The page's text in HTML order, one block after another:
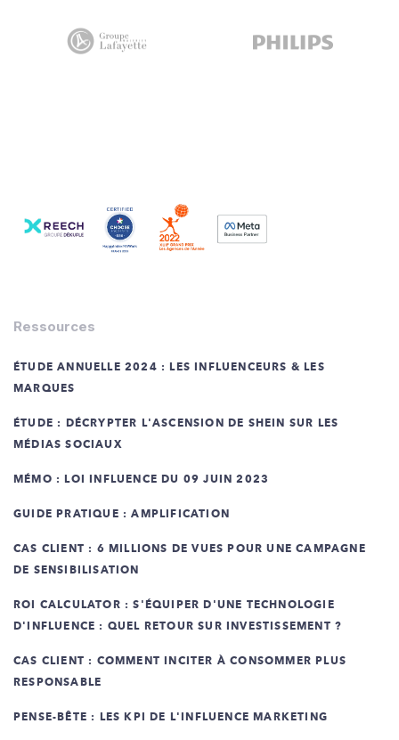
Ressources
ÉTUDE ANNUELLE 2024 : LES INFLUENCEURS & LES
MARQUES
ÉTUDE : DÉCRYPTER L'ASCENSION DE SHEIN SUR LES
MÉDIAS SOCIAUX
MÉMO : LOI INFLUENCE DU 09 JUIN 2023
GUIDE PRATIQUE : AMPLIFICATION
CAS CLIENT : 6 MILLIONS DE VUES POUR UNE CAMPAGNE
DE SENSIBILISATION
ROI CALCULATOR : S'ÉQUIPER D'UNE TECHNOLOGIE
D'INFLUENCE : QUEL RETOUR SUR INVESTISSEMENT ?
CAS CLIENT : COMMENT INCITER À CONSOMMER PLUS
RESPONSABLE
PENSE-BÊTE : LES KPI DE L'INFLUENCE MARKETING